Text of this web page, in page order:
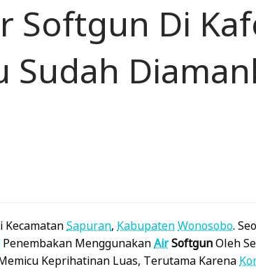
Softgun Di
Sudah
KecamatanSapuran, KabupatenWonosobo.
Penembakan MenggunakanAirSoftgunOleh
Keprihatinan Luas, Terutama Karena